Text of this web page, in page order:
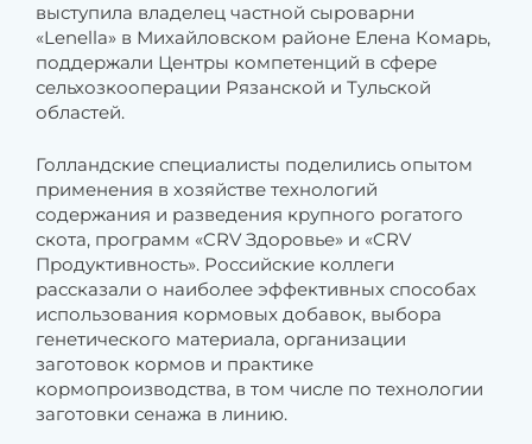
выступила владелец частной сыроварни
«Lenella» в Михайловском районе Елена Комарь,
поддержали Центры компетенций в сфере
сельхозкооперации Рязанской и Тульской
областей.
Голландские специалисты поделились опытом
применения в хозяйстве технологий
содержания и разведения крупного рогатого
скота, программ «CRV Здоровье» и «CRV
Продуктивность». Российские коллеги
рассказали о наиболее эффективных способах
использования кормовых добавок, выбора
генетического материала, организации
заготовок кормов и практике
кормопроизводства, в том числе по технологии
заготовки сенажа в линию.